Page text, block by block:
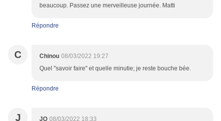
beaucoup. Passez une merveilleuse journée. Matti
Répondre
C Chinou 08/03/2022 19:27
Quel "savoir faire" et quelle minutie; je reste bouche bée.
Répondre
J JO 08/03/2022 18:33